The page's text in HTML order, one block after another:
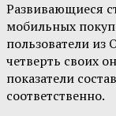
Развивающиеся
мобильных
пользователи
четверть своих
показатели
соответственно.